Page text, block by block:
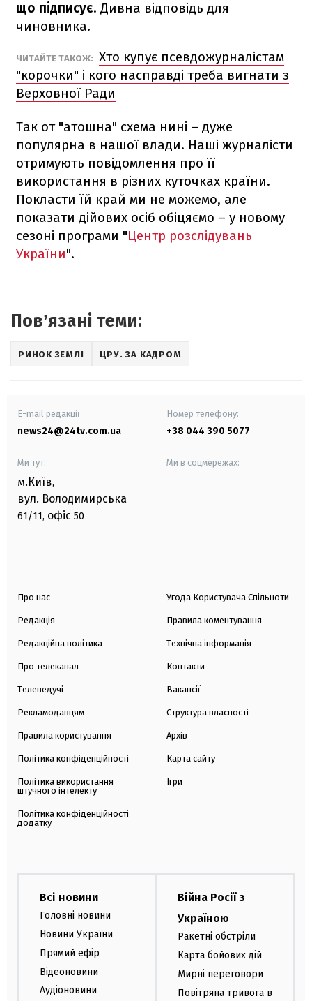
що підписує. Дивна відповідь для
чиновника.
ЧИТАЙТЕ ТАКОЖ: Хто купує псевдожурналістам
"корочки" і кого насправді треба вигнати з
Верховної Ради
Так от "атошна" схема нині – дуже
популярна в нашої влади. Наші журналісти
отримують повідомлення про її
використання в різних куточках країни.
Покласти їй край ми не можемо, але
показати дійових осіб обіцяємо – у новому
сезоні програми "Центр розслідувань
України".
Повʼязані теми:
РИНОК ЗЕМЛІ ЦРУ. ЗА КАДРОМ
E-mail редакції
news24@24tv.com.ua
Номер телефону:
+38 044 390 5077
Ми тут:
м.Київ,
вул. Володимирська
61/11, офіс 50
Ми в соцмережах:
Про нас
Редакція
Редакційна політика
Про телеканал
Телеведучі
Рекламодавцям
Правила користування
Політика конфіденційності
Політика використання
штучного інтелекту
Політика конфіденційності
додатку
Угода Користувача Спільноти
Правила коментування
Технічна інформація
Контакти
Вакансії
Структура власності
Архів
Карта сайту
Ігри
Всі новини
Головні новини
Новини України
Прямий ефір
Відеоновини
Аудіоновини
Війна Росії з
Україною
Ракетні обстріли
Карта бойових дій
Мирні переговори
Повітряна тривога в